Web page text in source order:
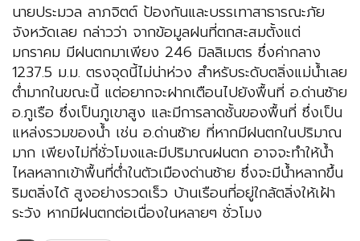
นายประมวล ลาภจิตต์ ป้องกันและบรรเทาสาธารณะภัย
จังหวัดเลย กล่าวว่า จากข้อมูลฝนที่ตกสะสมตั้งแต่
มกราคม มีฝนตกมาเพียง 246 มิลลิเมตร ซึ่งค่ากลาง
1237.5 ม.ม. ตรงจุดนี้ไม่น่าห่วง สำหรับระดับตลิ่งแม่น้ำเลย
ต่ำมากในขณะนี้ แต่อยากจะฝากเตือนไปยังพื้นที่ อ.ด่านซ้าย
อ.ภูเรือ ซึ่งเป็นภูเขาสูง และมีการลาดชั้นของพื้นที่ ซึ่งเป็น
แหล่งรวมของน้ำ เช่น อ.ด่านซ้าย ที่หากมีฝนตกในปริมาณ
มาก เพียงไม่กี่ชั่วโมงและมีปริมาณฝนตก อาจจะทำให้น้ำ
ไหลหลากเข้าพื้นที่ต่ำในตัวเมืองด่านซ้าย ซึ่งจะมีน้ำหลากขึ้น
ริมตลิ่งได้ สูงอย่างรวดเร็ว บ้านเรือนที่อยู่ใกล้ตลิ่งให้เฝ้า
ระวัง หากมีฝนตกต่อเนื่องในหลายๆ ชั่วโมง